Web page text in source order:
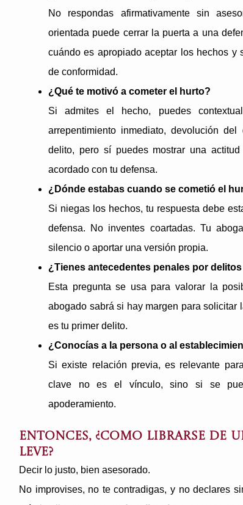
No respondas afirmativamente sin
orientada puede cerrar la puerta a una
cuándo es apropiado aceptar los hechos y
de conformidad.
¿Qué te motivó a cometer el hurto?
Si admites el hecho, puedes
arrepentimiento inmediato, devolución
delito, pero sí puedes mostrar una
acordado con tu defensa.
¿Dónde estabas cuando se cometió el
Si niegas los hechos, tu respuesta debe
defensa. No inventes coartadas. Tu
silencio o aportar una versión propia.
¿Tienes antecedentes penales por
Esta pregunta se usa para valorar la
abogado sabrá si hay margen para solicitar
es tu primer delito.
¿Conocías a la persona o al
Si existe relación previa, es relevante
clave no es el vínculo, sino si se
apoderamiento.
Entonces, ¿Como librarse
leve?
Decir lo justo, bien asesorado.
No improvises, no te contradigas, y no declares